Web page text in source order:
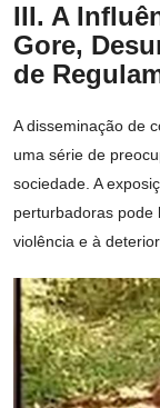
III. A
Gore,
de
A disseminação de
uma série de
sociedade. A
perturbadoras pode
violência e à